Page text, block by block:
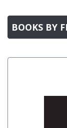
BOOKS BY